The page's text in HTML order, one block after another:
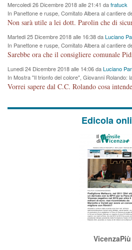
Mercoledi 26 Dicembre 2018 alle 21:41 dafratuck
In Panettone e ruspe, Comitato Albera al cantiere
cronoprogramma"
Martedi 25 Dicembre 2018 alle 16:38 daLuciano
In Panettone e ruspe, Comitato Albera al cantiere
cronoprogramma"
Lunedi 24 Dicembre 2018 alle 14:06 daLuciano
In Mostra "Il trionfo del colore", Giovanni Rolando:
Edicola
VicenzaPiù